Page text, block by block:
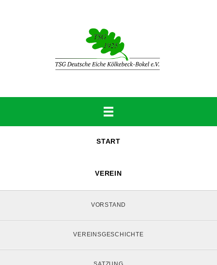
START
VEREIN
VORSTAND
VEREINSGESCHICHTE